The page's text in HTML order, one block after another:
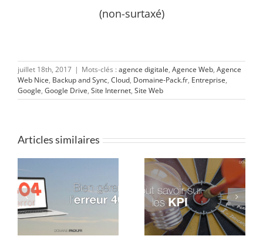
(non-surtaxé)
juillet 18th, 2017 | Mots-clés : agence digitale, Agence Web, Agence
Web Nice, Backup and Sync, Cloud, Domaine-Pack.fr, Entreprise,
Google, Google Drive, Site Internet, Site Web
Articles similaires
Tout savoir sur les KPI
Google Chrome va
lancer son Adblocker